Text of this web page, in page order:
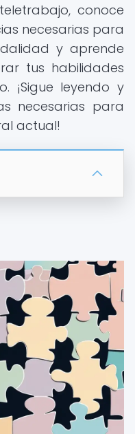
conoce
necesarias para
y aprende
tus habilidades
¡Sigue leyendo y
necesarias para
actual!